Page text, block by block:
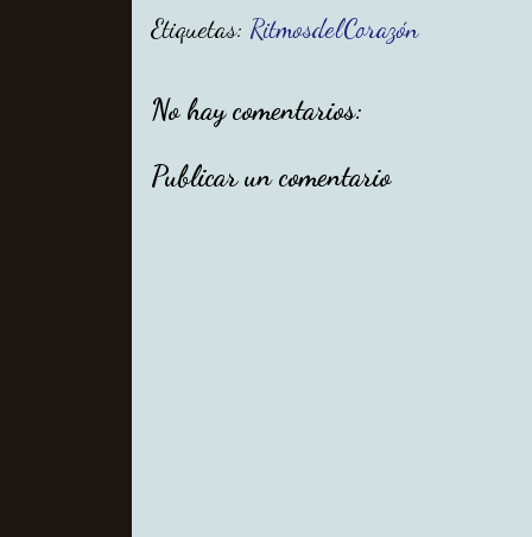
Etiquetas: RitmosdelCorazón
No hay comentarios:
Publicar un comentario